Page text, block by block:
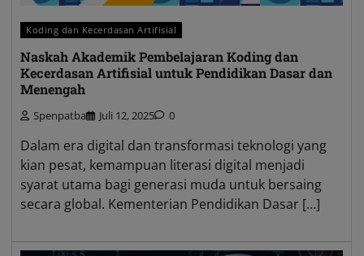
Koding dan Kecerdasan Artifisial
Naskah Akademik Pembelajaran Koding dan
Kecerdasan Artifisial untuk Pendidikan Dasar dan
Menengah
Spenpatba Juli 12, 2025 0
Dalam era digital dan transformasi teknologi yang
kian pesat, kemampuan literasi digital menjadi
syarat utama bagi generasi muda untuk bersaing
secara global. Kementerian Pendidikan Dasar […]